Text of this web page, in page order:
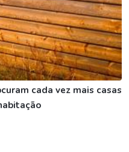
cada vez mais casas